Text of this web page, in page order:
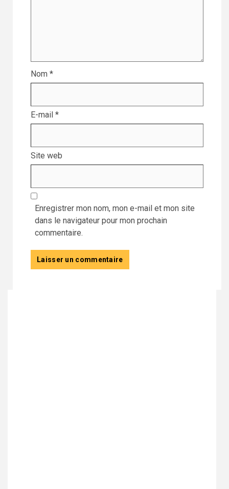
Nom *
E-mail *
Site web
Enregistrer mon nom, mon e-mail et mon site
dans le navigateur pour mon prochain
commentaire.